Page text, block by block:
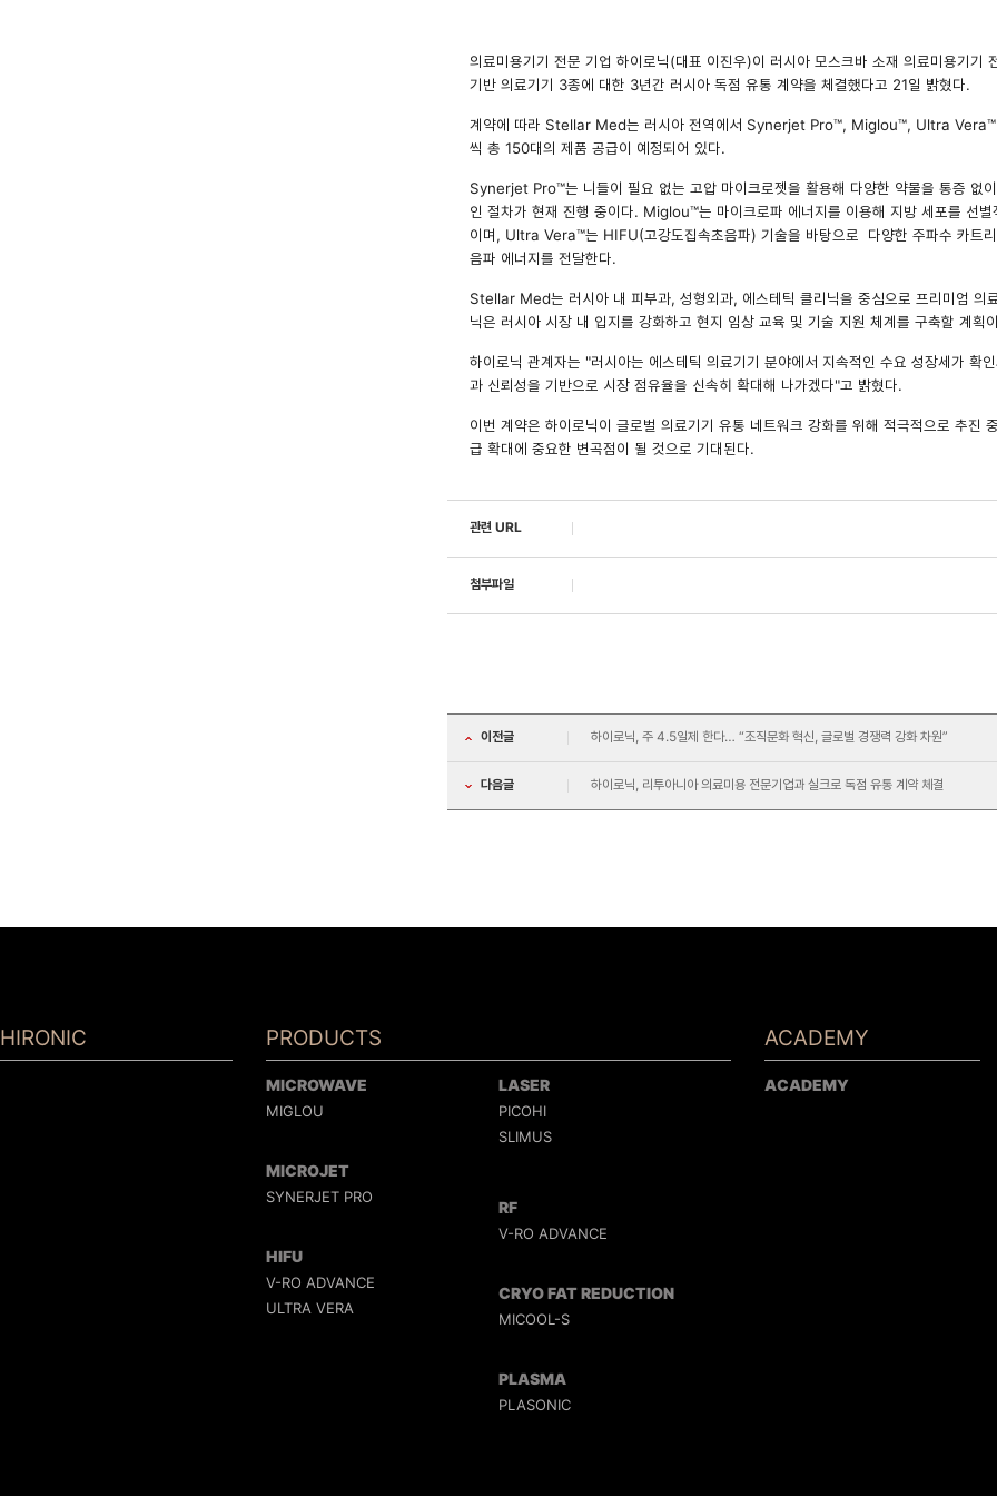
의료미용기기 전문 기업 하이로닉(대표 이진우)이 러시아 모스크바 소재 의료미용
기반 의료기기 3종에 대한 3년간 러시아 독점 유통 계약을 체결했다고 21일 밝혔다.
계약에 따라 Stellar Med는 러시아 전역에서 Synerjet Pro™, Miglou™, Ultra Vera™
씩 총 150대의 제품 공급이 예정되어 있다.
Synerjet Pro™는 니들이 필요 없는 고압 마이크로젯을 활용해 다양한 약물을 통증 없
인 절차가 현재 진행 중이다. Miglou™는 마이크로파 에너지를 이용해 지방 세포를 선
이며, Ultra Vera™는 HIFU(고강도집속초음파) 기술을 바탕으로 다양한 주파수 카트
음파 에너지를 전달한다.
Stellar Med는 러시아 내 피부과, 성형외과, 에스테틱 클리닉을 중심으로 프리미엄 의
닉은 러시아 시장 내 입지를 강화하고 현지 임상 교육 및 기술 지원 체계를 구축할 계획
하이로닉 관계자는 "러시아는 에스테틱 의료기기 분야에서 지속적인 수요 성장세가 확
과 신뢰성을 기반으로 시장 점유율을 신속히 확대해 나가겠다"고 밝혔다.
이번 계약은 하이로닉이 글로벌 의료기기 유통 네트워크 강화를 위해 적극적으로 추진
급 확대에 중요한 변곡점이 될 것으로 기대된다.
관련 URL
첨부파일
이전글 하이로닉, 주 4.5일제 한다… “조직문화 혁신, 글로벌 경쟁력 강화 차원”
다음글 하이로닉, 리투아니아 의료미용 전문기업과 실크로 독점 유통 계약 체결
HIRONIC PRODUCTS
MICROWAVE
MIGLOU
MICROJET
SYNERJET PRO
HIFU
V-RO ADVANCE
ULTRA VERA
LASER
PICOHI
SLIMUS
RF
V-RO ADVANCE
CRYO FAT REDUCTION
MICOOL-S
PLASMA
PLASONIC
ACADEMY
ACADEMY